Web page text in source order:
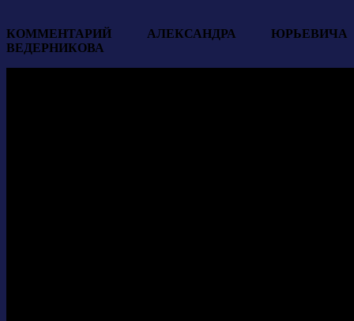
КОММЕНТАРИЙ АЛЕКСАНДРА ЮРЬЕВИЧА
ВЕДЕРНИКОВА